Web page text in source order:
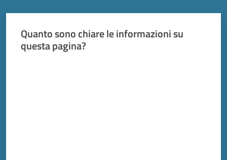
Quanto sono chiare le informazioni su
questa pagina?